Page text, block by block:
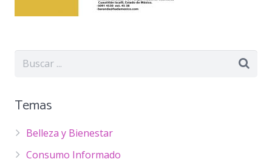
Temas
Belleza y Bienestar
Consumo Informado